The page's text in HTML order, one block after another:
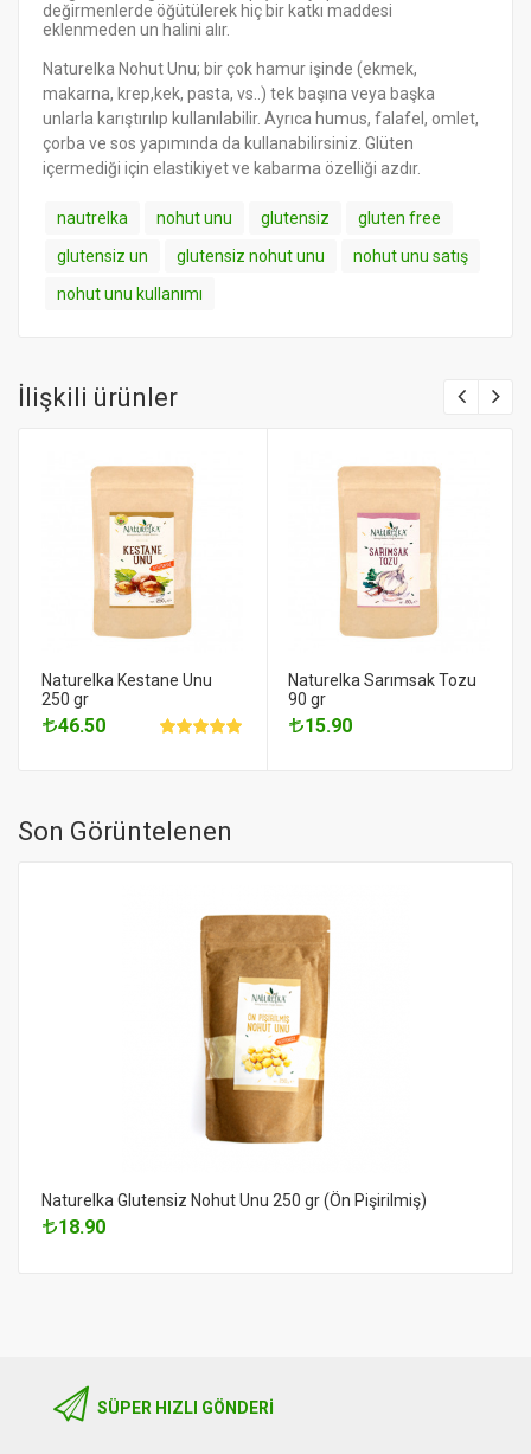
değirmenlerde öğütülerek hiç bir katkı maddesi
eklenmeden un halini alır.
Naturelka Nohut Unu; bir çok hamur işinde (ekmek,
makarna, krep,kek, pasta, vs..) tek başına veya başka
unlarla karıştırılıp kullanılabilir. Ayrıca humus, falafel, omlet,
çorba ve sos yapımında da kullanabilirsiniz. Glüten
içermediği için elastikiyet ve kabarma özelliği azdır.
nautrelka nohut unu glutensiz
gluten free
glutensiz un
glutensiz nohut unu
nohut unu satış
nohut unu kullanımı
İlişkili ürünler
Naturelka Kestane Unu
250 gr
46.50
Naturelka Sarımsak Tozu
90 gr
15.90
Son Görüntelenen
Naturelka Glutensiz Nohut Unu 250 gr (Ön Pişirilmiş)
18.90
SÜPER HIZLI GÖNDERI